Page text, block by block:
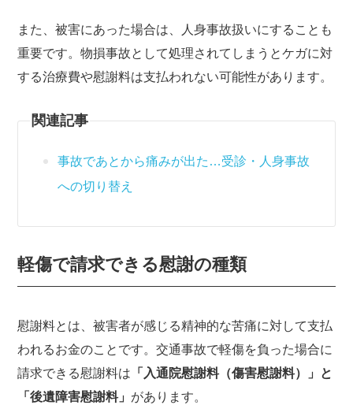
また、被害にあった場合は、人身事故扱いにすることも
重要です。物損事故として処理されてしまうとケガに対
する治療費や慰謝料は支払われない可能性があります。
関連記事
事故であとから痛みが出た…受診・人身事故
への切り替え
軽傷で請求できる慰謝の種類
慰謝料とは、被害者が感じる精神的な苦痛に対して支払
われるお金のことです。交通事故で軽傷を負った場合に
請求できる慰謝料は 「入通院慰謝料（傷害慰謝料）」と
「後遺障害慰謝料」 があります。